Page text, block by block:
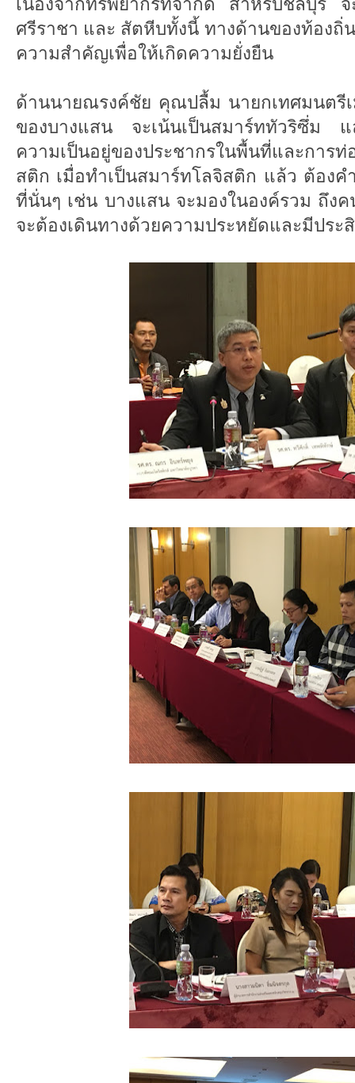
เนื่องจากทรัพยากรที่จำกัด สำหรับชลบุรี จ
ศรีราชา และ สัตหีบทั้งนี้ ทางด้านของท้องถิ่
ความสำคัญเพื่อให้เกิดความยั่งยืน
ด้านนายณรงค์ชัย คุณปลื้ม นายกเทศมนตรี
ของบางแสน จะเน้นเป็นสมาร์ททัวริซึ่ม
ความเป็นอยู่ของประชากรในพื้นที่และการ
สติก เมื่อทำเป็นสมาร์ทโลจิสติก แล้ว ต้อง
ที่นั่นๆ เช่น บางแสน จะมองในองค์รวม ถึงค
จะต้องเดินทางด้วยความประหยัดและมีประ